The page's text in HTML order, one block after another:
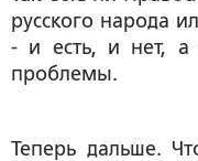
русского народа
- и есть, и нет, а
проблемы.
Теперь дальше.